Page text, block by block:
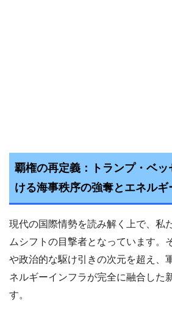
覇権の再定義：トランプ・ベ
ける海事秩序の強奪とエネルギ
現代の国際情勢を読み解く上で、私
ムシフトの目撃者となっています。
や政治的な駆け引きの次元を超え、
ネルギーインフラが完全に融合した
す。